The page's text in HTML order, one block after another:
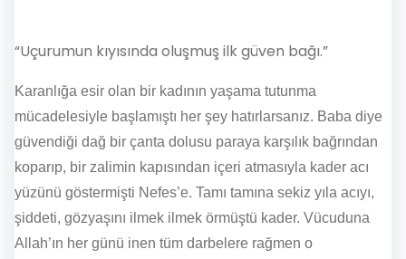
“Uçurumun kıyısında oluşmuş ilk güven bağı.”
Karanlığa esir olan bir kadının yaşama tutunma
mücadelesiyle başlamıştı her şey hatırlarsanız. Baba diye
güvendiği dağ bir çanta dolusu paraya karşılık bağrından
koparıp, bir zalimin kapısından içeri atmasıyla kader acı
yüzünü göstermişti Nefes’e. Tamı tamına sekiz yıla acıyı,
şiddeti, gözyaşını ilmek ilmek örmüştü kader. Vücuduna
Allah’ın her günü inen tüm darbelere rağmen o